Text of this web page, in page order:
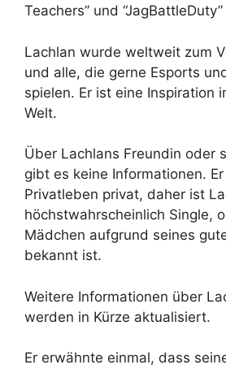
Teachers” und
Lachlan wurde weltweit zum
und alle, die gerne Esports
spielen. Er ist eine Inspiration
Welt.
Über Lachlans Freundin oder
gibt es keine Informationen.
Privatleben privat, daher ist
höchstwahrscheinlich Single,
Mädchen aufgrund seines
bekannt ist.
Weitere Informationen über
werden in Kürze aktualisiert.
Er erwähnte einmal, dass